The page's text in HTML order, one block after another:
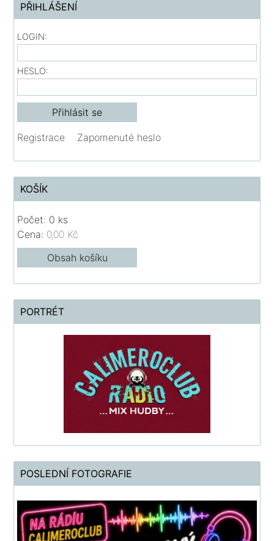
PŘIHLÁŠENÍ
LOGIN:
HESLO:
Registrace Zapomenuté heslo
KOŠÍK
Počet: 0 ks
Cena: 0,00 Kč
Obsah košíku
PORTRÉT
POSLEDNÍ FOTOGRAFIE